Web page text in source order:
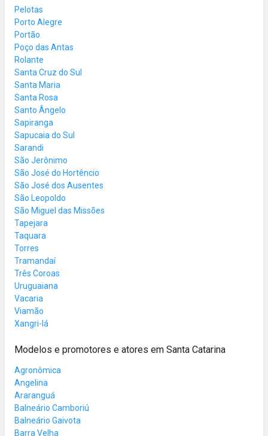
Pelotas
Porto Alegre
Portão
Poço das Antas
Rolante
Santa Cruz do Sul
Santa Maria
Santa Rosa
Santo Ângelo
Sapiranga
Sapucaia do Sul
Sarandi
São Jerônimo
São José do Hortêncio
São José dos Ausentes
São Leopoldo
São Miguel das Missões
Tapejara
Taquara
Torres
Tramandaí
Três Coroas
Uruguaiana
Vacaria
Viamão
Xangri-lá
Modelos e promotores e atores em Santa Catarina
Agronômica
Angelina
Araranguá
Balneário Camboriú
Balneário Gaivota
Barra Velha